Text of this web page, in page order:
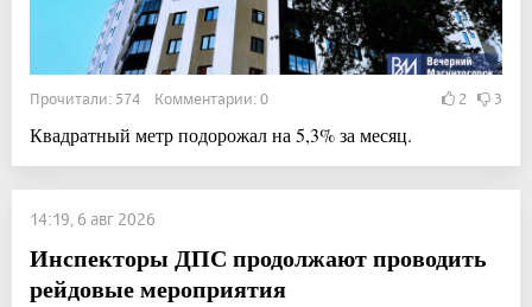
Прочитали: 574 Комментарии: 0 2 3
Квадратный метр подорожал на 5,3% за месяц.
14:19, 6 авг 2026
Инспекторы ДПС продолжают проводить
рейдовые мероприятия